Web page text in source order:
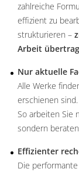
zahlreiche
effizient zu
strukturieren –
Arbeit
Nur aktuelle
Alle Werke
erschienen
So arbeiten Sie
sondern
Effizienter
Die